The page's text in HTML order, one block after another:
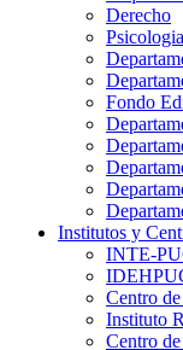
Derecho
Psicologia
Fondo
Institutos y
INTE-
Centro
Instituto
Centro